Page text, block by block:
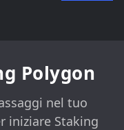
Polygon
nel tuo
iniziare Staking